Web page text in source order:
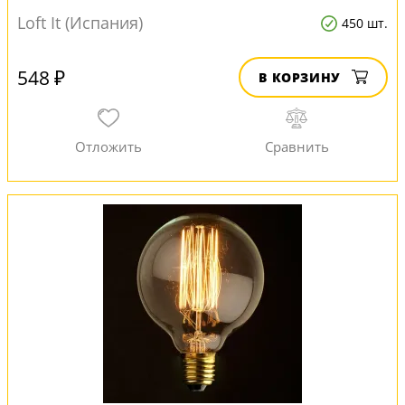
Loft It (Испания) 450 шт.
548 ₽ В КОРЗИНУ